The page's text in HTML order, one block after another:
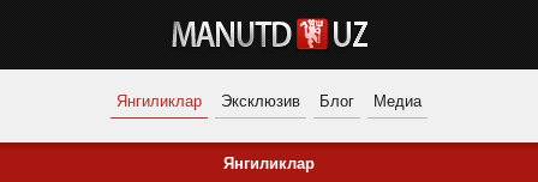
Янгиликлар Эксклюзив Блог Медиа
Янгиликлар